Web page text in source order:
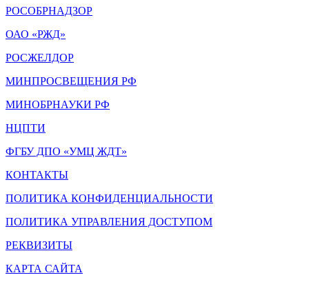
РОСОБРНАДЗОР
ОАО «РЖД»
РОСЖЕЛДОР
МИНПРОСВЕЩЕНИЯ РФ
МИНОБРНАУКИ РФ
НЦПТИ
ФГБУ ДПО «УМЦ ЖДТ»
КОНТАКТЫ
ПОЛИТИКА КОНФИДЕНЦИАЛЬНОСТИ
ПОЛИТИКА УПРАВЛЕНИЯ ДОСТУПОМ
РЕКВИЗИТЫ
КАРТА САЙТА